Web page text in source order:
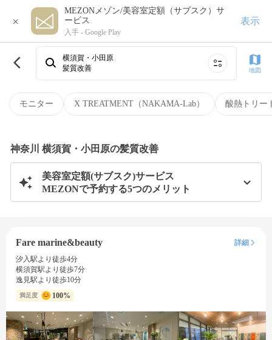
×
MEZONメゾン/美容室定額（サブスク）サ
ービス
入手 - Google Play
表示
モニター X TREATMENT（NAKAMA-Lab） 酸熱トリー
横須賀・小田原
髪質改善
地図
神奈川 横須賀・小田原の髪質改善
美容室定額(サブスク)サービス
MEZONで予約する5つのメリット
Fare marine&beauty
詳細
汐入駅より徒歩4分
横須賀駅より徒歩7分
逸見駅より徒歩10分
満足度 100%